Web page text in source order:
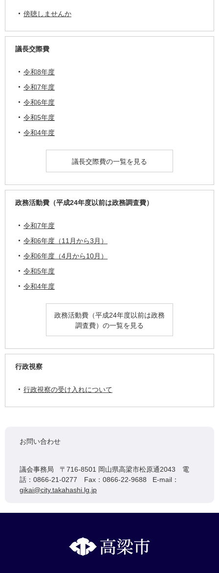
傍聴しませんか
議長交際費
令和8年度
令和7年度
令和6年度
令和5年度
令和4年度
議長交際費の一覧を見る
政務活動費（平成24年度以前は政務調査費）
令和7年度
令和6年度（11月から3月）
令和6年度（4月から10月）
令和5年度
令和4年度
政務活動費（平成24年度以前は政務
調査費）の一覧を見る
行政視察
行政視察の受け入れについて
お問い合わせ
議会事務局 〒716-8501 岡山県高梁市松原通2043 電
話：0866-21-0277 Fax：0866-22-9688 E-mail：
gikai@city.takahashi.lg.jp